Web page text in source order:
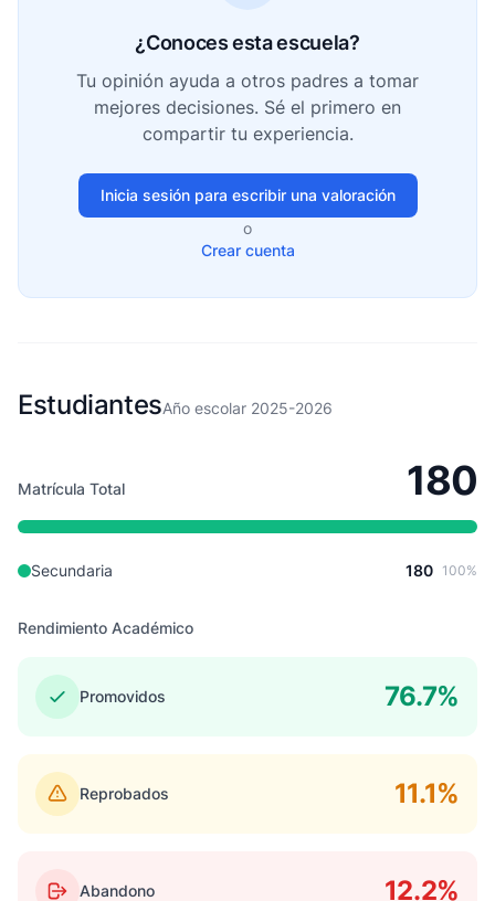
¿Conoces esta escuela?
Tu opinión ayuda a otros padres a tomar
mejores decisiones. Sé el primero en
compartir tu experiencia.
Inicia sesión para escribir una valoración
o
Crear cuenta
EstudiantesAño escolar 2025-2026
Matrícula Total 180
Secundaria 180 100%
Rendimiento Académico
Promovidos 76.7%
Reprobados 11.1%
Abandono 12.2%